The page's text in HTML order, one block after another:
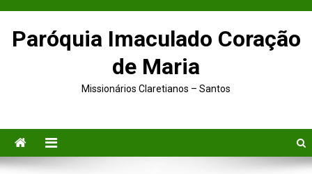
Paróquia Imaculado Coração
de Maria
Missionários Claretianos – Santos